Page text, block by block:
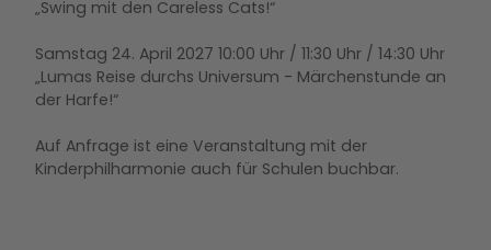
„Swing mit den Careless Cats!“
Samstag 24. April 2027 10:00 Uhr / 11:30 Uhr / 14:30 Uhr
„Lumas Reise durchs Universum - Märchenstunde an
der Harfe!“
Auf Anfrage ist eine Veranstaltung mit der
Kinderphilharmonie auch für Schulen buchbar.